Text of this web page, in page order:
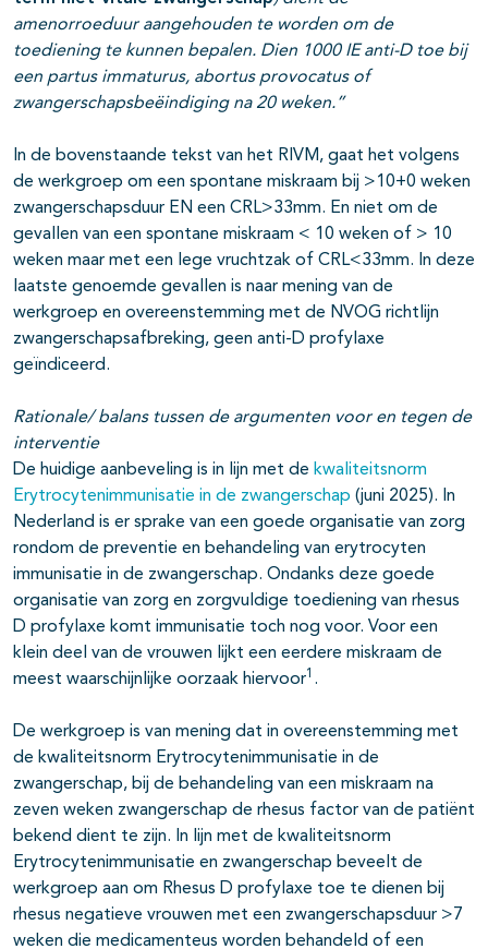
amenorroeduur aangehouden te worden om de
toediening te kunnen bepalen. Dien 1000 IE anti-D toe bij
een partus immaturus, abortus provocatus of
zwangerschapsbeëindiging na 20 weken.”
In de bovenstaande tekst van het RIVM, gaat het volgens
de werkgroep om een spontane miskraam bij >10+0 weken
zwangerschapsduur EN een CRL>33mm. En niet om de
gevallen van een spontane miskraam < 10 weken of > 10
weken maar met een lege vruchtzak of CRL<33mm. In deze
laatste genoemde gevallen is naar mening van de
werkgroep en overeenstemming met de NVOG richtlijn
zwangerschapsafbreking, geen anti-D profylaxe
geïndiceerd.
Rationale/ balans tussen de argumenten voor en tegen de
interventie
De huidige aanbeveling is in lijn met de kwaliteitsnorm
Erytrocytenimmunisatie in de zwangerschap (juni 2025). In
Nederland is er sprake van een goede organisatie van zorg
rondom de preventie en behandeling van erytrocyten
immunisatie in de zwangerschap. Ondanks deze goede
organisatie van zorg en zorgvuldige toediening van rhesus
D profylaxe komt immunisatie toch nog voor. Voor een
klein deel van de vrouwen lijkt een eerdere miskraam de
meest waarschijnlijke oorzaak hiervoor1 .
De werkgroep is van mening dat in overeenstemming met
de kwaliteitsnorm Erytrocytenimmunisatie in de
zwangerschap, bij de behandeling van een miskraam na
zeven weken zwangerschap de rhesus factor van de patiënt
bekend dient te zijn. In lijn met de kwaliteitsnorm
Erytrocytenimmunisatie en zwangerschap beveelt de
werkgroep aan om Rhesus D profylaxe toe te dienen bij
rhesus negatieve vrouwen met een zwangerschapsduur >7
weken die medicamenteus worden behandeld of een